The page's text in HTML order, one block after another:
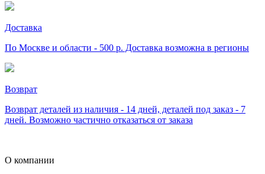
Доставка
По Москве и области - 500 р. Доставка возможна в регионы
Возврат
Возврат деталей из наличия - 14 дней, деталей под заказ - 7
дней. Возможно частично отказаться от заказа
О компании